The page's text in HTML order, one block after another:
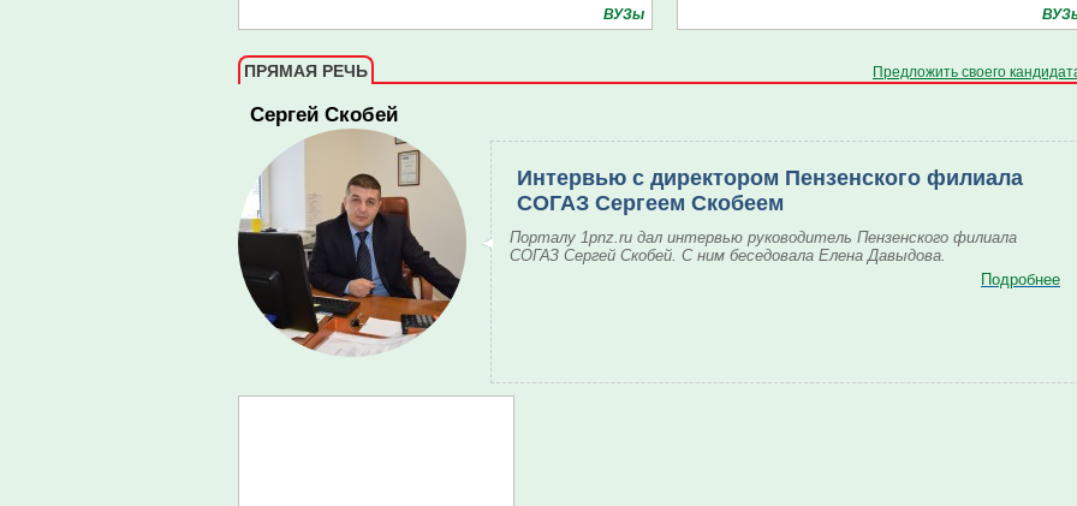
ВУЗы
ПРЯМАЯ РЕЧЬ Предложить своего
Сергей Скобей
Интервью с директором Пензенского филиала
СОГАЗ Сергеем Скобеем
Порталу 1pnz.ru дал интервью руководитель Пензенского филиала
СОГАЗ Сергей Скобей. С ним беседовала Елена Давыдова.
Подробнее